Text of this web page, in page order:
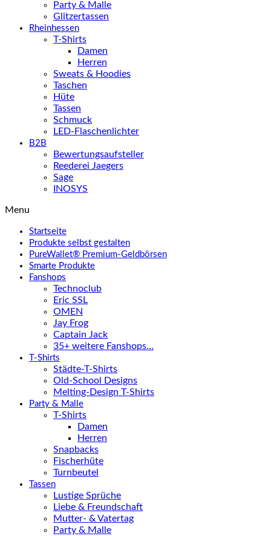
Party & Malle
Glitzertassen
Rheinhessen
T-Shirts
Damen
Herren
Sweats & Hoodies
Taschen
Hüte
Tassen
Schmuck
LED-Flaschenlichter
B2B
Bewertungsaufsteller
Reederei Jaegers
Sage
INOSYS
Menu
Startseite
Produkte selbst gestalten
PureWallet® Premium-Geldbörsen
Smarte Produkte
Fanshops
Technoclub
Eric SSL
OMEN
Jay Frog
Captain Jack
35+ weitere Fanshops…
T-Shirts
Städte-T-Shirts
Old-School Designs
Melting-Design T-Shirts
Party & Malle
T-Shirts
Damen
Herren
Snapbacks
Fischerhüte
Turnbeutel
Tassen
Lustige Sprüche
Liebe & Freundschaft
Mutter- & Vatertag
Party & Malle